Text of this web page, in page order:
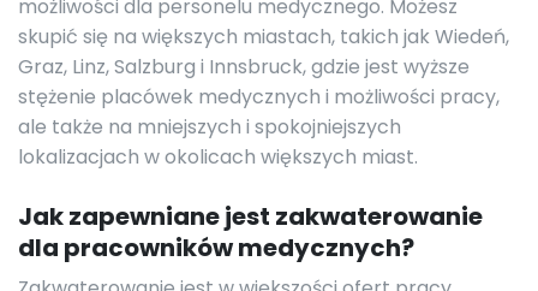
możliwości dla personelu medycznego. Możesz
skupić się na większych miastach, takich jak Wiedeń,
Graz, Linz, Salzburg i Innsbruck, gdzie jest wyższe
stężenie placówek medycznych i możliwości pracy,
ale także na mniejszych i spokojniejszych
lokalizacjach w okolicach większych miast.
Jak zapewniane jest zakwaterowanie
dla pracowników medycznych?